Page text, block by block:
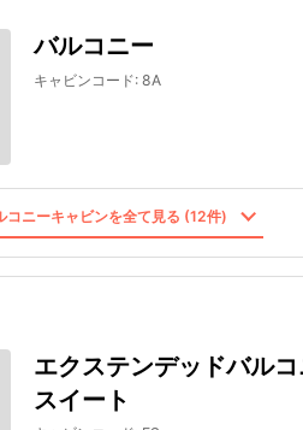
バルコニー
キャビンコード: 8A
コニーキャビンを全て見る (12件)
エクステンデッドバル
スイート